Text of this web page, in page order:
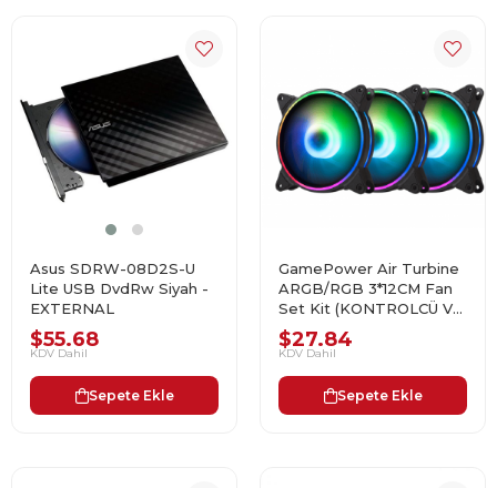
Asus SDRW-08D2S-U
Lite USB DvdRw Siyah -
EXTERNAL
$55.68
KDV Dahil
Sepete Ekle
GamePower Air Turbine
ARGB/RGB 3*12CM Fan
Set Kit (KONTROLCÜ VE
UZAKTAN KUMANDA
DAHİL DEĞİL)
$27.84
KDV Dahil
Sepete Ekle